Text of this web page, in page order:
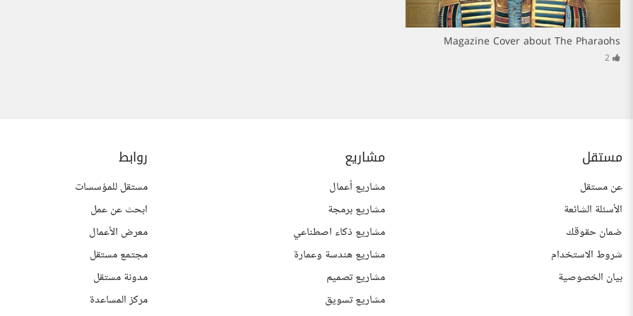
Magazine Cover about The Pharaohs
مستقل
عن مستقل
الأسئلة الشائعة
ضمان حقوقك
شروط الاستخدام
بيان الخصوصية
مشاريع
مشاريع أعمال
مشاريع برمجة
مشاريع ذكاء اصطناعي
مشاريع هندسة وعمارة
مشاريع تصميم
مشاريع تسويق
روابط
مستقل للمؤسسات
ابحث عن عمل
معرض الأعمال
مجتمع مستقل
مدونة مستقل
مركز المساعدة